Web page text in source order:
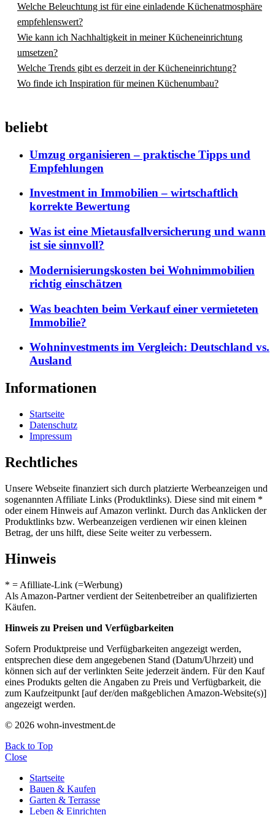
Welche Beleuchtung ist für eine einladende Küchenatmosphäre
empfehlenswert?
Wie kann ich Nachhaltigkeit in meiner Kücheneinrichtung
umsetzen?
Welche Trends gibt es derzeit in der Kücheneinrichtung?
Wo finde ich Inspiration für meinen Küchenumbau?
beliebt
Umzug organisieren – praktische Tipps und
Empfehlungen
Investment in Immobilien – wirtschaftlich
korrekte Bewertung
Was ist eine Mietausfallversicherung und wann
ist sie sinnvoll?
Modernisierungskosten bei Wohnimmobilien
richtig einschätzen
Was beachten beim Verkauf einer vermieteten
Immobilie?
Wohninvestments im Vergleich: Deutschland vs.
Ausland
Informationen
Startseite
Datenschutz
Impressum
Rechtliches
Unsere Webseite finanziert sich durch platzierte Werbeanzeigen und
sogenannten Affiliate Links (Produktlinks). Diese sind mit einem *
oder einem Hinweis auf Amazon verlinkt. Durch das Anklicken der
Produktlinks bzw. Werbeanzeigen verdienen wir einen kleinen
Betrag, der uns hilft, diese Seite weiter zu verbessern.
Hinweis
* = Afilliate-Link (=Werbung)
Als Amazon-Partner verdient der Seitenbetreiber an qualifizierten
Käufen.
Hinweis zu Preisen und Verfügbarkeiten
Sofern Produktpreise und Verfügbarkeiten angezeigt werden,
entsprechen diese dem angegebenen Stand (Datum/Uhrzeit) und
können sich auf der verlinkten Seite jederzeit ändern. Für den Kauf
eines Produkts gelten die Angaben zu Preis und Verfügbarkeit, die
zum Kaufzeitpunkt [auf der/den maßgeblichen Amazon-Website(s)]
angezeigt werden.
© 2026 wohn-investment.de
Back to Top
Close
Startseite
Bauen & Kaufen
Garten & Terrasse
Leben & Einrichten